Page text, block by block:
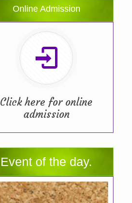
Online Admission
Click here for online
admission
Event of the day.